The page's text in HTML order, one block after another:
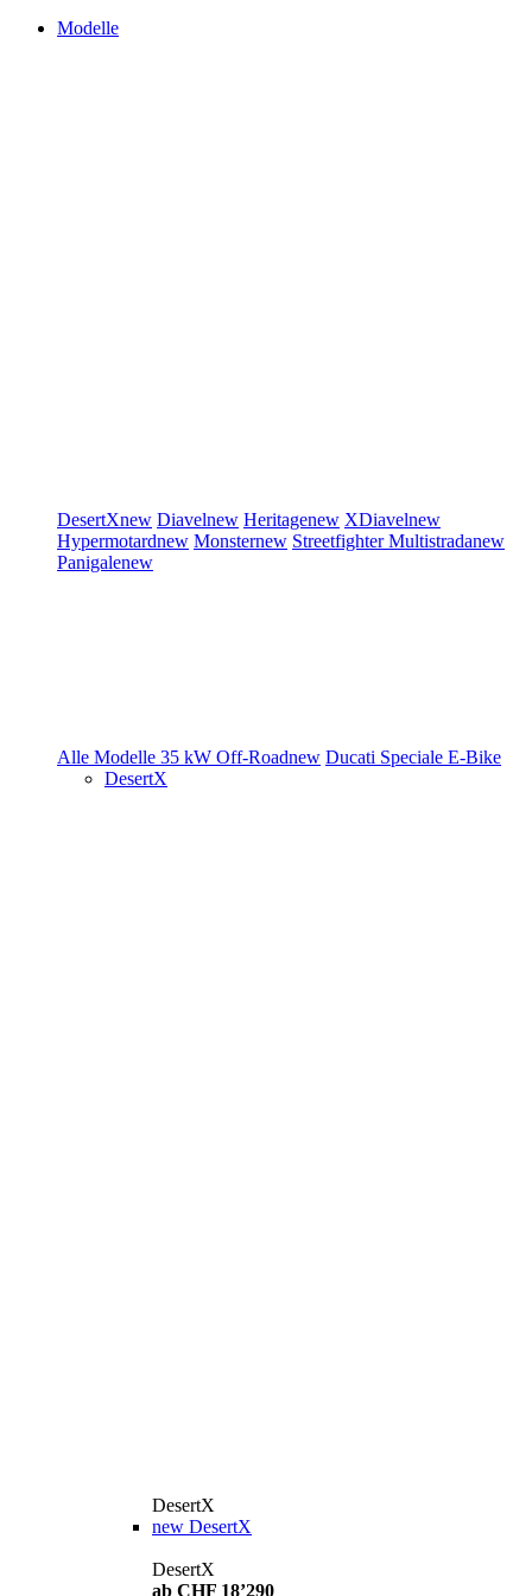
Modelle
DesertXnew Diavelnew Heritagenew XDiavelnew
Hypermotardnew Monsternew StreetfighterMultistradanew
Panigalenew
Alle Modelle 35 kW Off-Roadnew Ducati Speciale E-Bike
DesertX
DesertX
new DesertX
DesertX
ab CHF 18’290